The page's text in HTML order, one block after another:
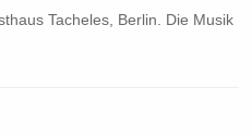
Tacheles, Berlin. Die Musik